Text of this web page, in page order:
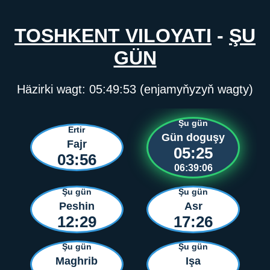
TOSHKENT VILOYATI - ŞU
GÜN
Häzirki wagt: 05:49:54 (enjamyňyzyň wagty)
Ertir
Fajr
03:56
Şu gün
Gün doguşy
05:25
06:39:05
Şu gün
Peshin
12:29
Şu gün
Asr
17:26
Şu gün
Maghrib
Şu gün
Işa